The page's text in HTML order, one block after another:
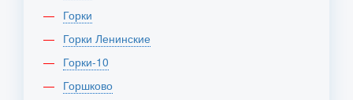
Горки
Горки Ленинские
Горки-10
Горшково